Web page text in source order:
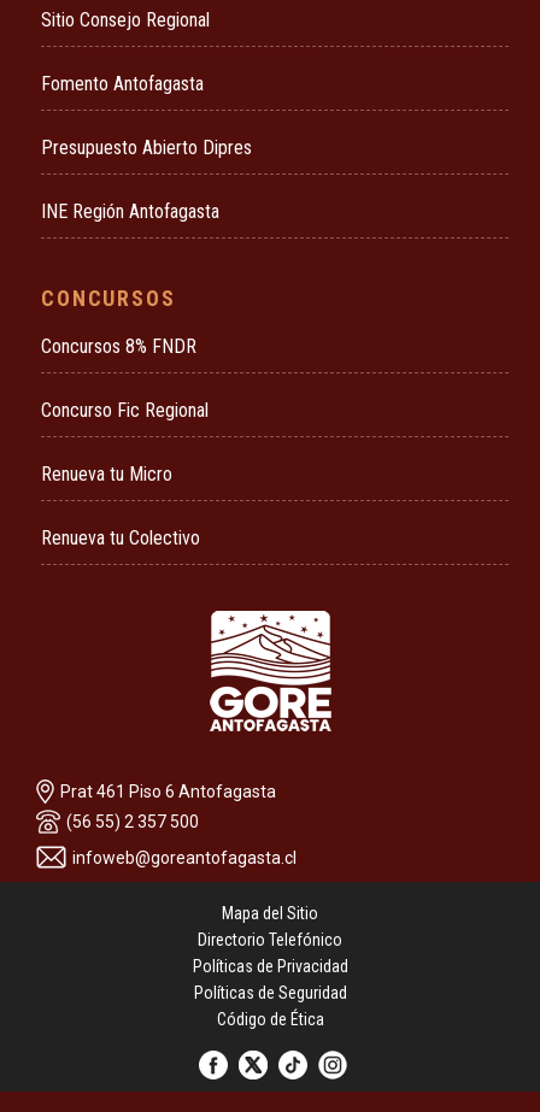
Sitio Consejo Regional
Fomento Antofagasta
Presupuesto Abierto Dipres
INE Región Antofagasta
CONCURSOS
Concursos 8% FNDR
Concurso Fic Regional
Renueva tu Micro
Renueva tu Colectivo
Prat 461 Piso 6 Antofagasta
(56 55) 2 357 500
infoweb@goreantofagasta.cl
Mapa del Sitio
Directorio Telefónico
Políticas de Privacidad
Políticas de Seguridad
Código de Ética